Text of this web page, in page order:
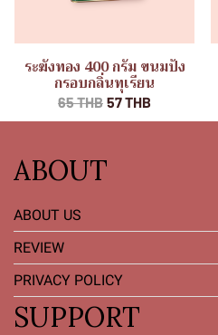
ระฆังทอง 400 กรัม ขนมปัง
กรอบกลิ่นทุเรียน
65 THB 57 THB
ABOUT
ABOUT US
REVIEW
PRIVACY POLICY
SUPPORT